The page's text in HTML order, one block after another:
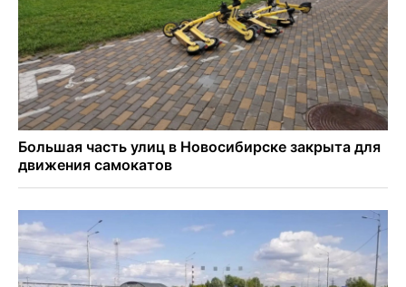
Под Новосибирском суд наказал дачников за
дискриминацию с шлагбаумом